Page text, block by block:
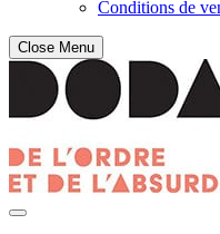
Conditions de
Close Menu